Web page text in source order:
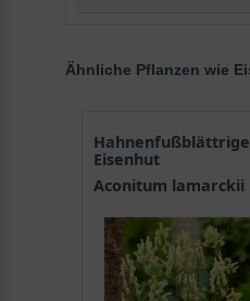
Herkunft und
Der ideale Standort
Bodenansprüche
Die hellgelben Blüten
Das feine Laub
Verwendung im
Ähnliche Pflanzen wie
Hahnenfußblättriger Eisenhut / Gelber
Eisenhut
Aconitum lamarckii